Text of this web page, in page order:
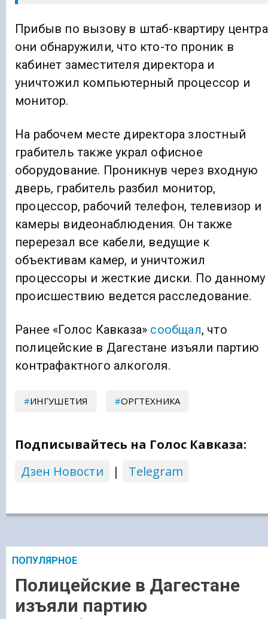
Прибыв по вызову в штаб-квартиру
они обнаружили, что кто-то проник в
кабинет заместителя директора и
уничтожил компьютерный процессор и
монитор.
На рабочем месте директора злостный
грабитель также украл офисное
оборудование. Проникнув через входную
дверь, грабитель разбил монитор,
процессор, рабочий телефон, телевизор и
камеры видеонаблюдения. Он также
перерезал все кабели, ведущие к
объективам камер, и уничтожил
процессоры и жесткие диски. По данному
происшествию ведется расследование.
Ранее «Голос Кавказа» сообщал, что
полицейские в Дагестане изъяли партию
контрафактного алкоголя.
ИНГУШЕТИЯ ОРГТЕХНИКА
Подписывайтесь на Голос Кавказа:
Дзен Новости
| Telegram
ПОПУЛЯРНОЕ
Полицейские в Дагестане
изъяли партию